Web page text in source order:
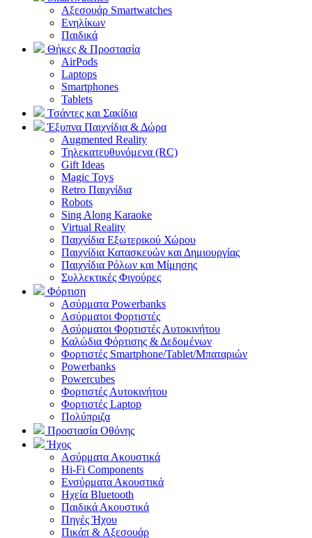
Αξεσουάρ Smartwatches
Ενηλίκων
Παιδικά
Θήκες & Προστασία
AirPods
Laptops
Smartphones
Tablets
Τσάντες και Σακίδια
Έξυπνα Παιχνίδια & Δώρα
Augmented Reality
Τηλεκατευθυνόμενα (RC)
Gift Ideas
Magic Toys
Retro Παιχνίδια
Robots
Sing Along Karaoke
Virtual Reality
Παιχνίδια Εξωτερικού Χώρου
Παιχνίδια Κατασκευών και Δημιουργίας
Παιχνίδια Ρόλων και Μίμησης
Συλλεκτικές Φιγούρες
Φόρτιση
Ασύρματα Powerbanks
Aσύρματοι Φορτιστές
Ασύρματοι Φορτιστές Αυτοκινήτου
Καλώδια Φόρτισης & Δεδομένων
Φορτιστές Smartphone/Tablet/Μπαταριών
Powerbanks
Powercubes
Φορτιστές Αυτοκινήτου
Φορτιστές Laptop
Πολύπριζα
Προστασία Οθόνης
Ήχος
Ασύρματα Ακουστικά
Hi-Fi Components
Ενσύρματα Ακουστικά
Ηχεία Bluetooth
Παιδικά Ακουστικά
Πηγές Ήχου
Πικάπ & Αξεσουάρ